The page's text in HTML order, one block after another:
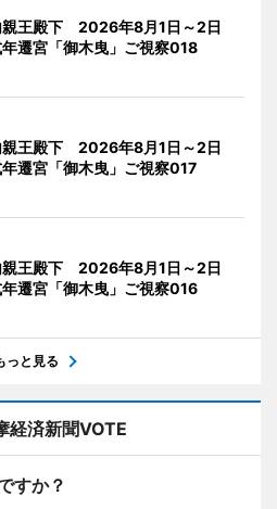
親王殿下 2026年8月1日～2日
遷宮「御木曳」ご視察018
親王殿下 2026年8月1日～2日
遷宮「御木曳」ご視察017
親王殿下 2026年8月1日～2日
遷宮「御木曳」ご視察016
っと見る
経済新聞VOTE
すか？